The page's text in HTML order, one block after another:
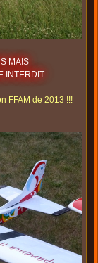
MAIS
INTERDIT
FFAM de 2013 !!!